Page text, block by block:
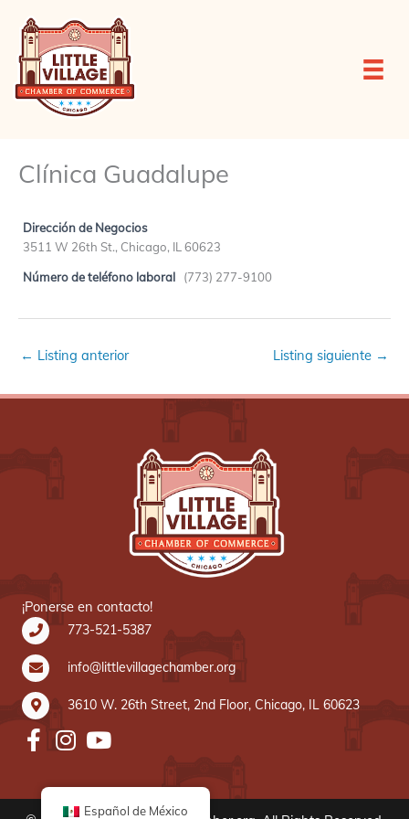
contenido
Clínica Guadalupe
Dirección de Negocios
3511 W 26th St., Chicago, IL 60623
Número de teléfono laboral (773) 277-9100
← Listing anterior Listing siguiente →
¡Ponerse en contacto!
773-521-5387
info@littlevillagechamber.org
3610 W. 26th Street, 2nd Floor, Chicago, IL 60623
Español de México